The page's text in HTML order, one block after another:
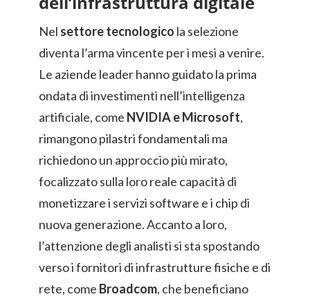
Nel settore tecnologico la selezione
diventa l’arma vincente per i mesi a venire.
Le aziende leader hanno guidato la prima
ondata di investimenti nell’intelligenza
artificiale, come NVIDIA e Microsoft,
rimangono pilastri fondamentali ma
richiedono un approccio più mirato,
focalizzato sulla loro reale capacità di
monetizzare i servizi software e i chip di
nuova generazione. Accanto a loro,
l’attenzione degli analisti si sta spostando
verso i fornitori di infrastrutture fisiche e di
rete, come Broadcom, che beneficiano